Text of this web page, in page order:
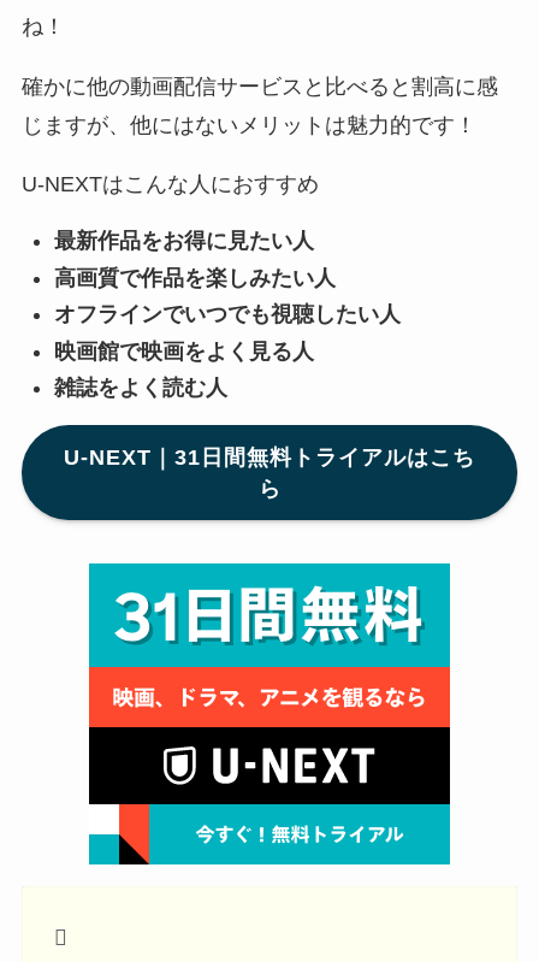
ね！
確かに他の動画配信サービスと比べると割高に感
じますが、他にはないメリットは魅力的です！
U-NEXTはこんな人におすすめ
最新作品をお得に見たい人
高画質で作品を楽しみたい人
オフラインでいつでも視聴したい人
映画館で映画をよく見る人
雑誌をよく読む人
U-NEXT｜31日間無料トライアルはこち
ら